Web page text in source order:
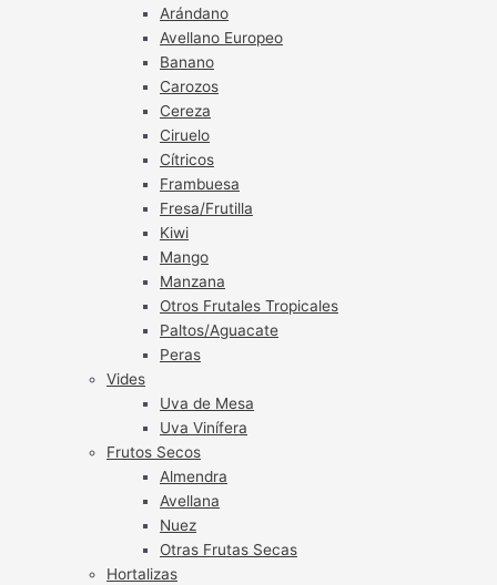
Arándano
Avellano Europeo
Banano
Carozos
Cereza
Ciruelo
Cítricos
Frambuesa
Fresa/Frutilla
Kiwi
Mango
Manzana
Otros Frutales Tropicales
Paltos/Aguacate
Peras
Vides
Uva de Mesa
Uva Vinífera
Frutos Secos
Almendra
Avellana
Nuez
Otras Frutas Secas
Hortalizas